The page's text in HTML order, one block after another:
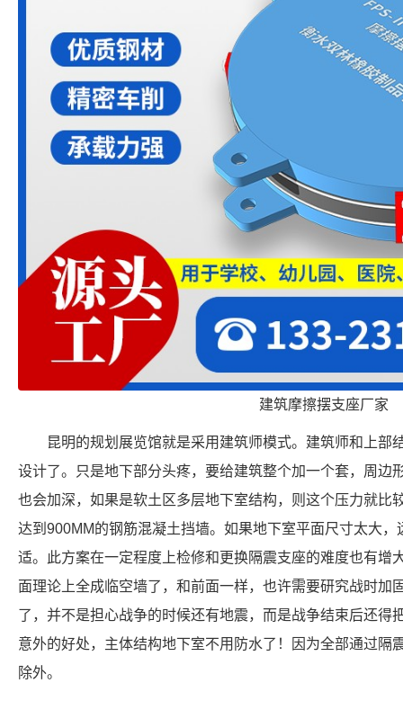
建筑摩擦摆支座厂家
昆明的规划展览馆就是采用建筑师模式。建筑师和上部
设计了。只是地下部分头疼，要给建筑整个加一个套，周边
也会加深，如果是软土区多层地下室结构，则这个压力就比
达到900MM的钢筋混凝土挡墙。如果地下室平面尺寸太大
适。此方案在一定程度上检修和更换隔震支座的难度也有增
面理论上全成临空墙了，和前面一样，也许需要研究战时加
了，并不是担心战争的时候还有地震，而是战争结束后还得
意外的好处，主体结构地下室不用防水了！因为全部通过隔
除外。